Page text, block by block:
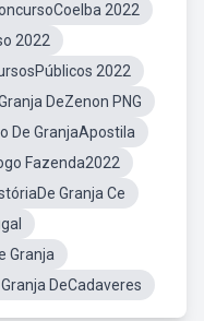
2022
2022
2022
Granja DeZenon PNG
De GranjaApostila
Fazenda2022
Granja Ce
Granja
Granja DeCadaveres